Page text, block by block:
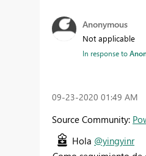
Anonymous
Not applicable
In response to
‎09-23-2020 01:49 AM
Source Community:
Hola @yingyinr